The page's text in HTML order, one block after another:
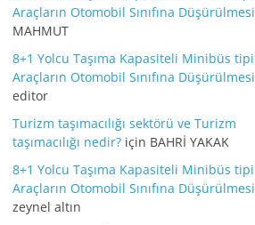
Araçların Otomobil Sınıfına Düşürülmesi
MAHMUT
8+1 Yolcu Taşıma Kapasiteli Minibüs tipi
Araçların Otomobil Sınıfına Düşürülmesi
editor
Turizm taşımacılığı sektörü ve Turizm
taşımacılığı nedir? için BAHRİ YAKAK
8+1 Yolcu Taşıma Kapasiteli Minibüs tipi
Araçların Otomobil Sınıfına Düşürülmesi
zeynel altın